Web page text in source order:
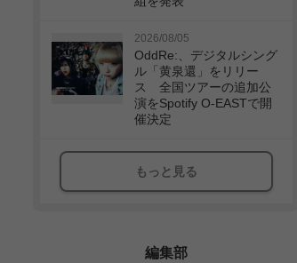
2026/08/05
OddRe:、デジタルシング
ル「黄泉還」をリリー
ス 全国ツアーの追加公
演をSpotify O-EASTで開
催決定
もっと見る
編集部